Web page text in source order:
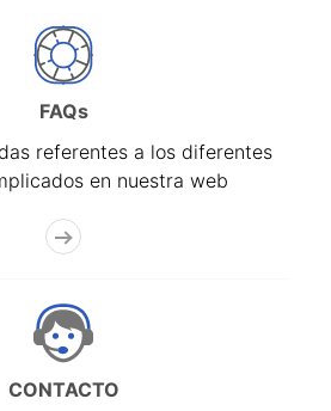
FAQs
referentes a los diferentes
en nuestra web
CONTACTO